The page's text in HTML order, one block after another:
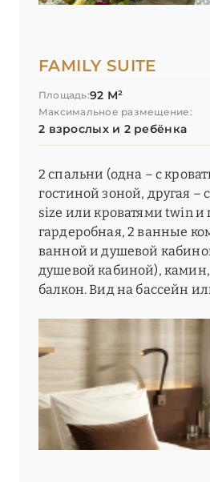
FAMILY SUITE
Площадь:92 М²
Максимальное размещение:
2 взрослых и 2 ребёнка
2 спальни (одна – с
гостиной зоной, другая –
size или кроватями twin и
гардеробная, 2 ванные
ванной и душевой
душевой кабиной),
балкон. Вид на бассейн